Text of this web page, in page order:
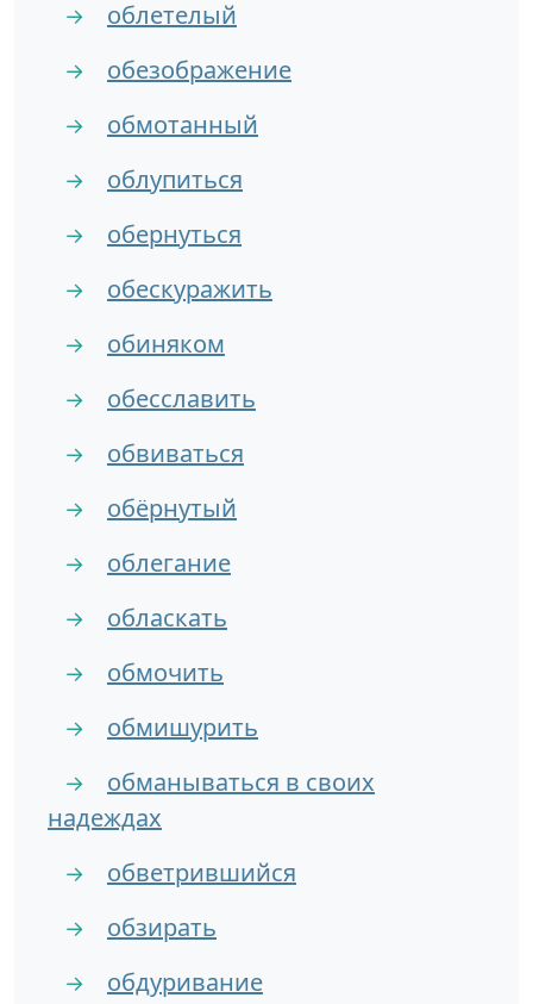
→ облетелый
→ обезображение
→ обмотанный
→ облупиться
→ обернуться
→ обескуражить
→ обиняком
→ обесславить
→ обвиваться
→ обёрнутый
→ облегание
→ обласкать
→ обмочить
→ обмишурить
→
обманываться в своих
надеждах
→ обветрившийся
→ обзирать
→ обдуривание